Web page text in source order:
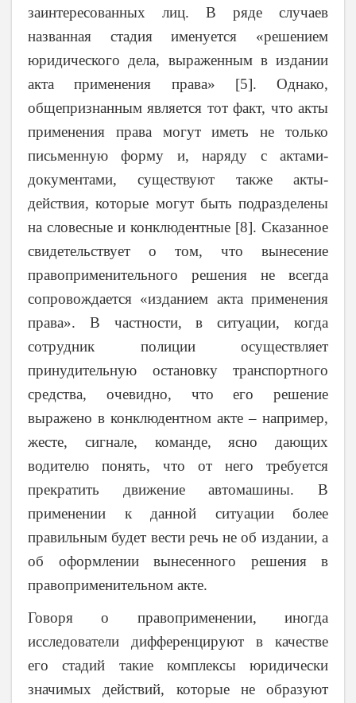
заинтересованных лиц. В ряде случаев
названная стадия именуется «решением
юридического дела, выраженным в издании
акта применения права» [5]. Однако,
общепризнанным является тот факт, что акты
применения права могут иметь не только
письменную форму и, наряду с актами-
документами, существуют также акты-
действия, которые могут быть подразделены
на словесные и конклюдентные [8]. Сказанное
свидетельствует о том, что вынесение
правоприменительного решения не всегда
сопровождается «изданием акта применения
права». В частности, в ситуации, когда
сотрудник полиции осуществляет
принудительную остановку транспортного
средства, очевидно, что его решение
выражено в конклюдентном акте – например,
жесте, сигнале, команде, ясно дающих
водителю понять, что от него требуется
прекратить движение автомашины. В
применении к данной ситуации более
правильным будет вести речь не об издании, а
об оформлении вынесенного решения в
правоприменительном акте.
Говоря о правоприменении, иногда
исследователи дифференцируют в качестве
его стадий такие комплексы юридически
значимых действий, которые не образуют